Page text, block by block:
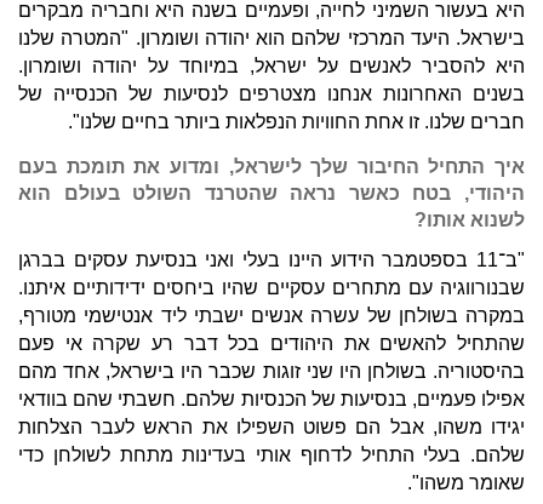
היא בעשור השמיני לחייה, ופעמיים בשנה היא וחבריה מבקרים
בישראל. היעד המרכזי שלהם הוא יהודה ושומרון. "המטרה שלנו
היא להסביר לאנשים על ישראל, במיוחד על יהודה ושומרון.
בשנים האחרונות אנחנו מצטרפים לנסיעות של הכנסייה של
חברים שלנו. זו אחת החוויות הנפלאות ביותר בחיים שלנו".
איך התחיל החיבור שלך לישראל, ומדוע את תומכת בעם
היהודי, בטח כאשר נראה שהטרנד השולט בעולם הוא
לשנוא אותו?
"ב־11 בספטמבר הידוע היינו בעלי ואני בנסיעת עסקים בברגן
שבנורווגיה עם מתחרים עסקיים שהיו ביחסים ידידותיים איתנו.
במקרה בשולחן של עשרה אנשים ישבתי ליד אנטישמי מטורף,
שהתחיל להאשים את היהודים בכל דבר רע שקרה אי פעם
בהיסטוריה. בשולחן היו שני זוגות שכבר היו בישראל, אחד מהם
אפילו פעמיים, בנסיעות של הכנסיות שלהם. חשבתי שהם בוודאי
יגידו משהו, אבל הם פשוט השפילו את הראש לעבר הצלחות
שלהם. בעלי התחיל לדחוף אותי בעדינות מתחת לשולחן כדי
שאומר משהו".